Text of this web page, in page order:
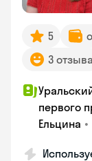
5
3 отзыва
первого
Ельцина •